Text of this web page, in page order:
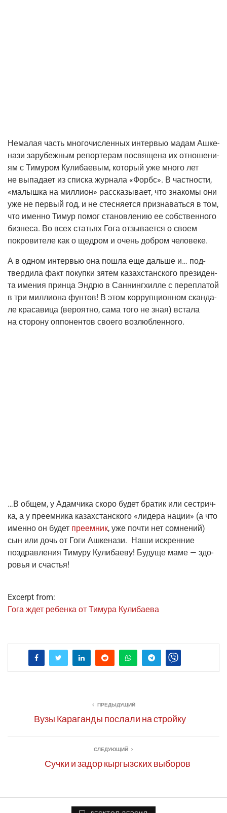
Нема­лая часть мно­го­чис­лен­ных интер­вью мадам Ашке­
на­зи зару­беж­ным репор­те­рам посвя­ще­на их отно­ше­ни­
ям с Тиму­ром Кули­ба­е­вым, кото­рый уже мно­го лет
не выпа­да­ет из спис­ка жур­на­ла «Форбс». В част­но­сти,
«малыш­ка на мил­ли­он» рас­ска­зы­ва­ет, что зна­ко­мы они
уже не пер­вый год, и не стес­ня­ет­ся при­зна­вать­ся в том,
что имен­но Тимур помог ста­нов­ле­нию ее соб­ствен­но­го
биз­не­са. Во всех ста­тьях Гога отзы­ва­ет­ся о сво­ем
покро­ви­те­ле как о щед­ром и очень доб­ром человеке.
А в одном интер­вью она пошла еще даль­ше и… под­
твер­ди­ла факт покуп­ки зятем казах­стан­ско­го пре­зи­ден­
та име­ния прин­ца Энд­рю в Сан­нин­г­хил­ле с пере­пла­той
в три мил­ли­о­на фун­тов! В этом кор­руп­ци­он­ном скан­да­
ле кра­са­ви­ца (веро­ят­но, сама того не зная) вста­ла
на сто­ро­ну оппо­нен­тов сво­е­го возлюбленного.
…В общем, у Адам­чи­ка ско­ро будет бра­тик или сест­рич­
ка, а у пре­ем­ни­ка казах­стан­ско­го «лиде­ра нации» (а что
имен­но он будет пре­ем­ник, уже почти нет сомне­ний)
сын или дочь от Гоги Ашке­на­зи. Наши искрен­ние
поздрав­ле­ния Тиму­ру Кули­ба­е­ву! Буду­ще маме — здо­
ро­вья и счастья!
Excerpt from:
Гога ждет ребен­ка от Тиму­ра Кулибаева
ПРЕДЫДУЩИЙ
Вузы Караганды послали на стройку
СЛЕДУЮЩИЙ
Сучки и задор кыргызских выборов